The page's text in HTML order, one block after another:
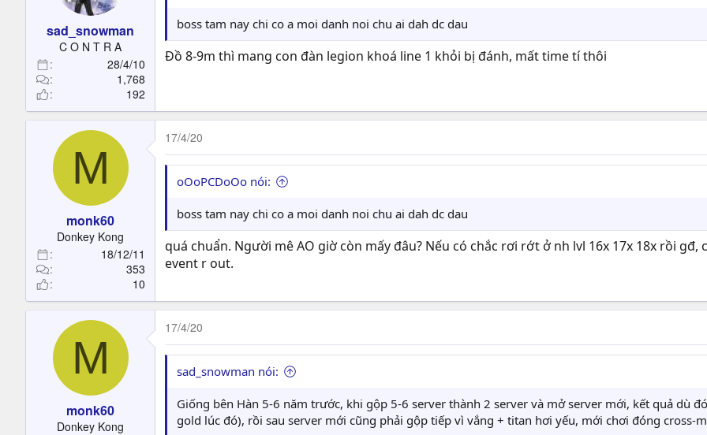
s
sad_snowman
C O N T R A
28/4/10
1,768
192
boss tam nay chi co a moi danh noi chu ai dah dc dau
Đồ 8-9m thì mang con đàn legion khoá line 1 khỏi bị đánh, mất time tí thôi
M
monk60
Donkey Kong
18/12/11
353
10
17/4/20
oOoPCDoOo nói:
boss tam nay chi co a moi danh noi chu ai dah dc dau
quá chuẩn. Người mê AO giờ còn mấy đâu? Nếu có chắc rơi rớt ở nh lvl 16x 17x 18x rồi
event r out.
M
monk60
Donkey Kong
17/4/20
sad_snowman nói:
Giống bên Hàn 5-6 năm trước, khi gộp 5-6 server thành 2 server và mở server mới, kết quả dù
gold lúc đó), rồi sau server mới cũng phải gộp tiếp vì vắng + titan hơi yếu, mới chơi đóng cross-